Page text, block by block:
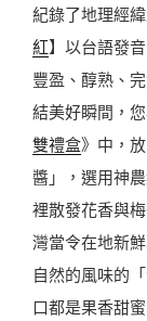
紀錄了地理經
紅】以台語發
豐盈、醇熟、
結美好瞬間，
雙禮盒》中，
醬」，選用神
裡散發花香與
灣當令在地新
自然的風味的
口都是果香甜